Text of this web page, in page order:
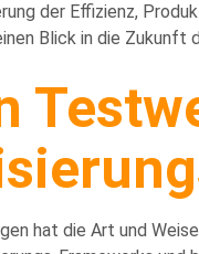
der Effizienz,
Blick in die Zukunft
hat die Art und